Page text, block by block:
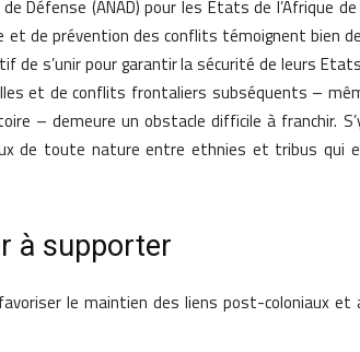
de Défense (ANAD) pour les Etats de l’Afrique
de prévention des conflits témoignent bien
de s’unir pour garantir la sécurité de leurs
et de conflits frontaliers subséquents –
– demeure un obstacle difficile à franchir.
de toute nature entre ethnies et tribus qui
à supporter
le maintien des liens post-coloniaux et